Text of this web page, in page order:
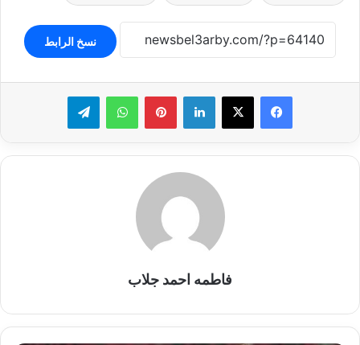
نسخ الرابط
لينكدإن بينتيريستواتساب تيلقرام
فاطمه احمد جلاب